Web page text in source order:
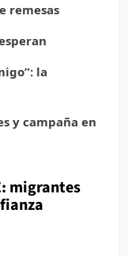
remesas
la
y campaña en
migrantes